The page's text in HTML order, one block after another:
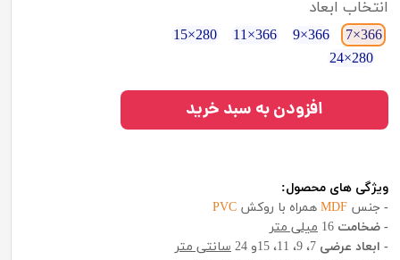
ویژگی های محصول:
- جنس MDF همراه با روکش PVC
- ضخامت 16 میلی متر
- ابعاد عرضی 7، 9، 11، 15و 24
سانتی متر
انتخاب ابعاد
366×7
366×9
366×11
280×15
280×24
افزودن به سبد خرید